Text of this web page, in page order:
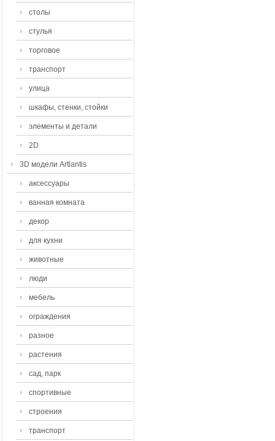
столы
стулья
торговое
транспорт
улица
шкафы, стенки, стойки
элементы и детали
2D
3D модели Artlantis
аксессуары
ванная комната
декор
для кухни
животные
люди
мебель
ограждения
разное
растения
сад, парк
спортивные
строения
транспорт